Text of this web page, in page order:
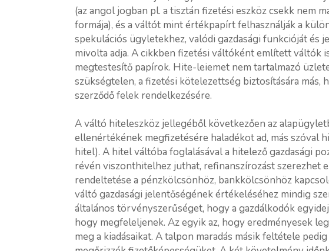
(az angol jogban pl. a tisztán fizetési eszköz csekk nem
formája), és a váltót mint értékpapírt felhasználják a
spekulációs ügyletekhez, valódi gazdasági funkcióját és
mivolta adja. A cikkben fizetési váltóként említett váltók
megtestesítő papírok. Hite-leiemet nem tartalmazó
szükségtelen, a fizetési kötelezettség biztosítására más,
szerződő felek rendelkezésére.
A váltó hiteleszköz jellegéből következően az
ellenértékének megfizetésére haladékot ad, más szóval
hitel). A hitel váltóba foglalásával a hitelező gazdasági
révén viszonthitelhez juthat, refinanszírozást szerezhet
rendeltetése a pénzkölcsönhöz, bankkölcsönhöz
váltó gazdasági jelentőségének értékeléséhez mindig
általános törvényszerűséget, hogy a gazdálkodók
hogy megfeleljenek. Az egyik az, hogy eredményesek
meg a kiadásaikat. A talpon maradás másik feltétele